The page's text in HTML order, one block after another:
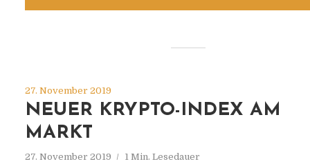
27. November 2019
NEUER KRYPTO-INDEX AM
MARKT
27. November 2019 1 Min. Lesedauer